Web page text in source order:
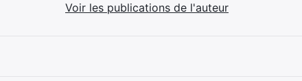
Voir les publications de l'auteur